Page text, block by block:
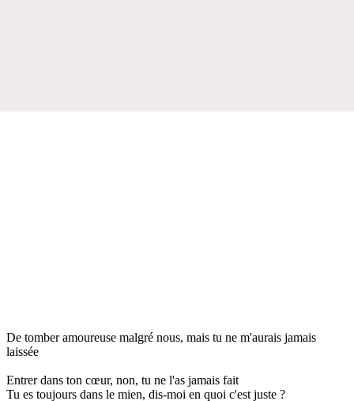
De tomber amoureuse malgré nous, mais tu ne m'aurais jamais
laissée
Entrer dans ton cœur, non, tu ne l'as jamais fait
Tu es toujours dans le mien, dis-moi en quoi c'est juste ?